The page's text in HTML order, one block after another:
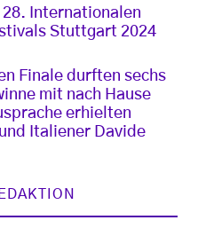
Internationalen
Stuttgart 2024
Finale durften sechs
mit nach Hause
erhielten
Italiener Davide